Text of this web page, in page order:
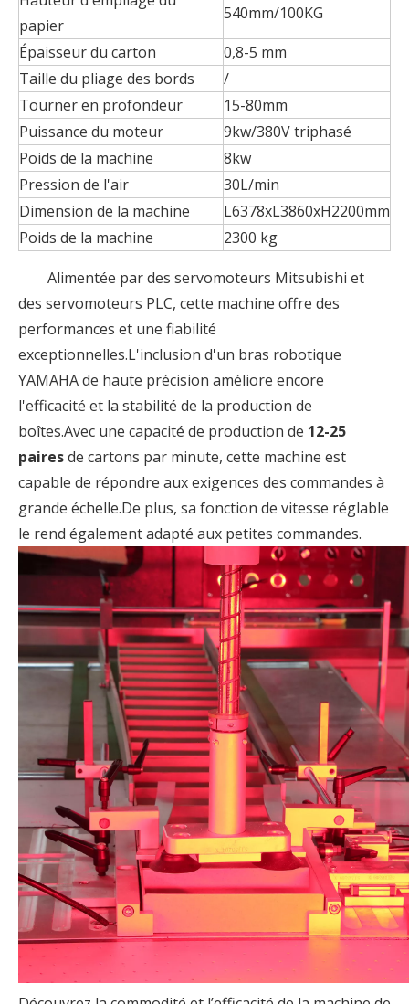
papier
540mm/100KG
Épaisseur du carton
0,8-5 mm
Taille du pliage des bords
/
Tourner en profondeur
15-80mm
Puissance du moteur
9kw/380V triphasé
Poids de la machine
8kw
Pression de l'air
30L/min
Dimension de la machine
L6378xL3860xH2200mm
Poids de la machine
2300 kg
Alimentée par des servomoteurs Mitsubishi et
des servomoteurs PLC, cette machine offre des
performances et une fiabilité
exceptionnelles.L'inclusion d'un bras robotique
YAMAHA de haute précision améliore encore
l'efficacité et la stabilité de la production de
boîtes.Avec une capacité de production de 12-25
pairesde cartons par minute, cette machine est
capable de répondre aux exigences des commandes à
grande échelle.De plus, sa fonction de vitesse réglable
le rend également adapté aux petites commandes.